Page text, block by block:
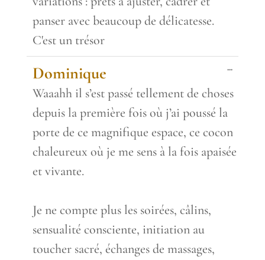
panser avec beaucoup de délicatesse.
C'est un trésor
Dominique
Waaahh il s’est passé tellement de choses
depuis la première fois où j’ai poussé la
porte de ce magnifique espace, ce cocon
chaleureux où je me sens à la fois apaisée
et vivante.
Je ne compte plus les soirées, câlins,
sensualité consciente, initiation au
toucher sacré, échanges de massages,
...Toggle